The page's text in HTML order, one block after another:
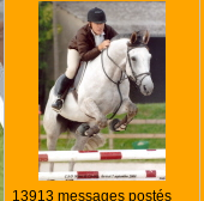
13913 messages postés